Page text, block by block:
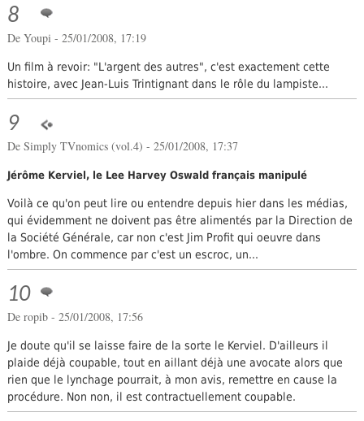
8
De Youpi - 25/01/2008, 17:19
Un film à revoir: "L'argent des autres", c'est exactement cette
histoire, avec Jean-Luis Trintignant dans le rôle du lampiste...
9
De Simply TVnomics (vol.4) - 25/01/2008, 17:37
Jérôme Kerviel, le Lee Harvey Oswald français manipulé
Voilà ce qu'on peut lire ou entendre depuis hier dans les médias,
qui évidemment ne doivent pas être alimentés par la Direction de
la Société Générale, car non c'est Jim Profit qui oeuvre dans
l'ombre. On commence par c'est un escroc, un...
10
De ropib - 25/01/2008, 17:56
Je doute qu'il se laisse faire de la sorte le Kerviel. D'ailleurs il
plaide déjà coupable, tout en aillant déjà une avocate alors que
rien que le lynchage pourrait, à mon avis, remettre en cause la
procédure. Non non, il est contractuellement coupable.